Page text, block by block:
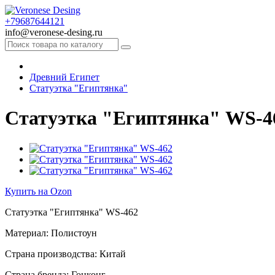
+79687644121
info@veronese-desing.ru
Древний Египет
Статуэтка "Египтянка"
Статуэтка "Египтянка" WS-
Купить на Ozon
Статуэтка "Египтянка" WS-462
Материал: Полистоун
Страна производства: Китай